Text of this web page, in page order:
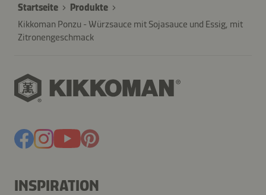
Startseite
Produkte
Kikkoman Ponzu - Würzsauce mit Sojasauce und Essig, mit
Zitronengeschmack
INSPIRATION